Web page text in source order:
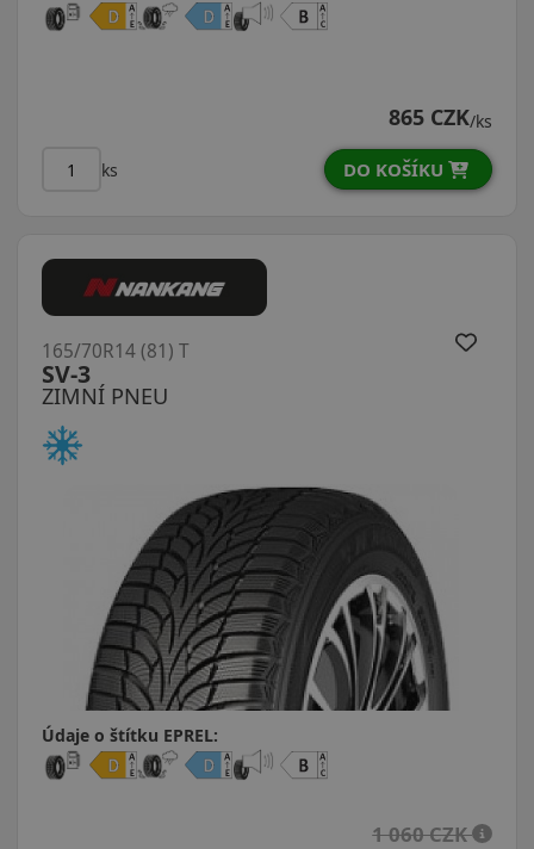
865 CZK/ks
ks DO KOŠÍKU
ZIMNÍ PNEU
SV-3
165/70R14 (81) T
Údaje o štítku EPREL:
1 060 CZK